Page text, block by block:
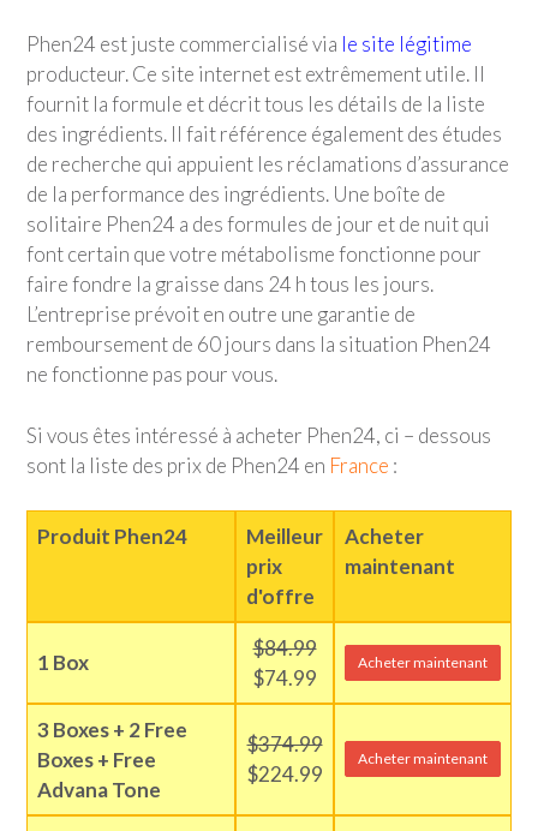
Phen24 est juste commercialisé via le site légitime
producteur. Ce site internet est extrêmement utile. Il
fournit la formule et décrit tous les détails de la liste
des ingrédients. Il fait référence également des études
de recherche qui appuient les réclamations d’assurance
de la performance des ingrédients. Une boîte de
solitaire Phen24 a des formules de jour et de nuit qui
font certain que votre métabolisme fonctionne pour
faire fondre la graisse dans 24 h tous les jours.
L’entreprise prévoit en outre une garantie de
remboursement de 60 jours dans la situation Phen24
ne fonctionne pas pour vous.
Si vous êtes intéressé à acheter Phen24, ci – dessous
sont la liste des prix de Phen24 en France :
Produit Phen24
Meilleur
prix
d'offre
Acheter
maintenant
1 Box
$84.99
$74.99
Acheter maintenant
3 Boxes + 2 Free
Boxes + Free
Advana Tone
$374.99
$224.99
Acheter maintenant